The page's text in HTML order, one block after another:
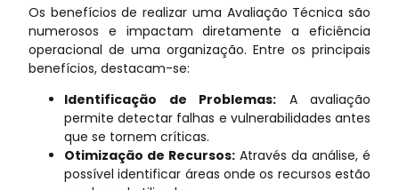
Os benefícios de realizar uma Avaliação Técnica são
numerosos e impactam diretamente a eficiência
operacional de uma organização. Entre os principais
benefícios, destacam-se:
Identificação de Problemas: A avaliação
permite detectar falhas e vulnerabilidades antes
que se tornem críticas.
Otimização de Recursos: Através da análise, é
possível identificar áreas onde os recursos estão